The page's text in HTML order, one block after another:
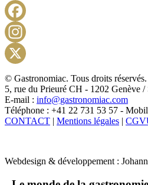
X
© Gastronomiac. Tous droits réservés.
5, rue du Prieuré CH - 1202 Genève /
E-mail : info@gastronomiac.com
Téléphone : +41 22 731 53 57 -
CONTACT | Mentions légales |
Webdesign & développement :